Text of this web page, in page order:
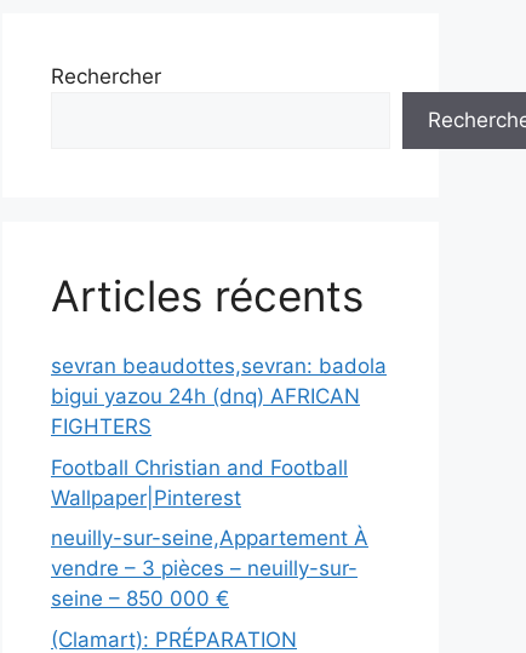
Rechercher
Articles récents
sevran beaudottes,sevran: badola
bigui yazou 24h (dnq) AFRICAN
FIGHTERS
Football Christian and Football
Wallpaper|Pinterest
neuilly-sur-seine,Appartement À
vendre – 3 pièces – neuilly-sur-
seine – 850 000 €
(Clamart): PRÉPARATION